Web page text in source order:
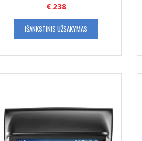
€238
IŠANKSTINIS UŽSAKYMAS